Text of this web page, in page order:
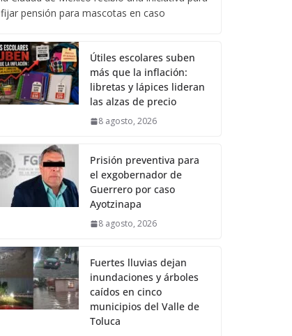
fijar pensión para mascotas en caso
Útiles escolares suben
más que la inflación:
libretas y lápices lideran
las alzas de precio
8 agosto, 2026
Prisión preventiva para
el exgobernador de
Guerrero por caso
Ayotzinapa
8 agosto, 2026
Fuertes lluvias dejan
inundaciones y árboles
caídos en cinco
municipios del Valle de
Toluca